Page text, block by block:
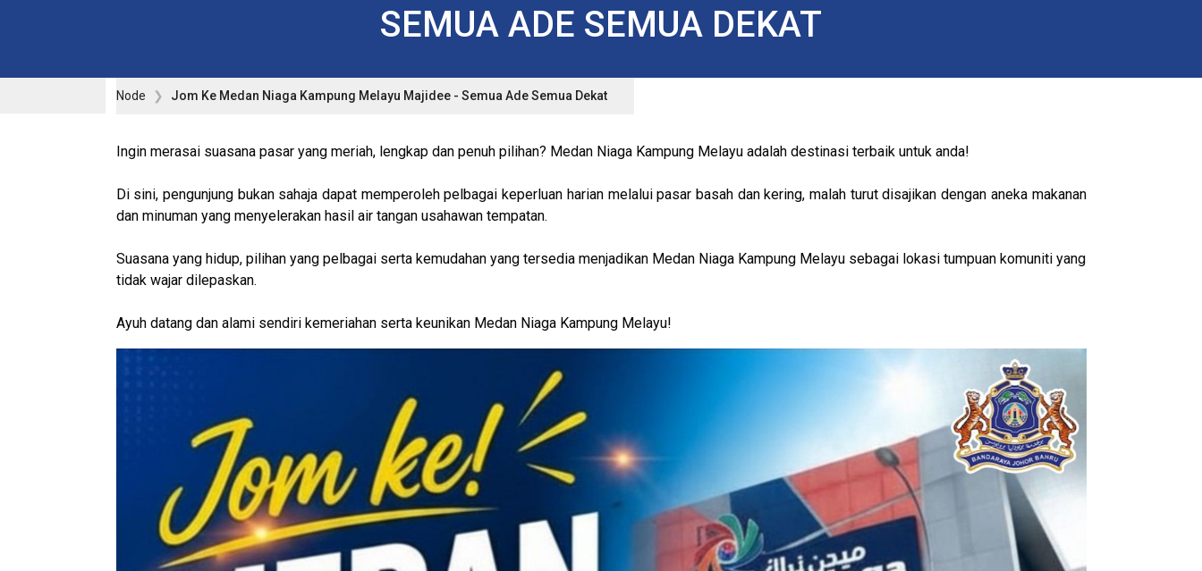
SEMUA ADE SEMUA DEKAT
Node Jom Ke Medan Niaga Kampung Melayu Majidee - Semua Ade Semua Dekat
Ingin merasai suasana pasar yang meriah, lengkap dan penuh pilihan? Medan Niaga Kampung Melayu adalah destinasi terbaik untuk anda!
Di sini, pengunjung bukan sahaja dapat memperoleh pelbagai keperluan harian melalui pasar basah dan kering, malah turut disajikan dengan aneka makanan
dan minuman yang menyelerakan hasil air tangan usahawan tempatan.
Suasana yang hidup, pilihan yang pelbagai serta kemudahan yang tersedia menjadikan Medan Niaga Kampung Melayu sebagai lokasi tumpuan komuniti yang
tidak wajar dilepaskan.
Ayuh datang dan alami sendiri kemeriahan serta keunikan Medan Niaga Kampung Melayu!